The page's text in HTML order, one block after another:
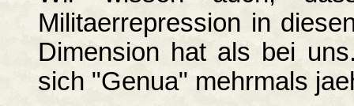
Militaerrepression in
Dimension hat als bei
sich "Genua" mehrmals